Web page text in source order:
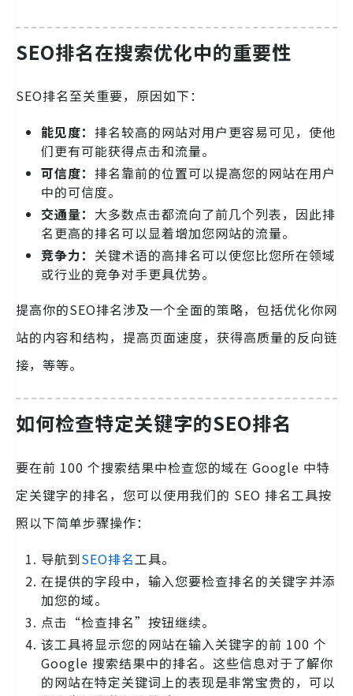
SEO排名在搜索优化中的重要性
SEO排名至关重要，原因如下：
能见度： 排名较高的网站对用户更容易可见，使他
们更有可能获得点击和流量。
可信度： 排名靠前的位置可以提高您的网站在用户
中的可信度。
交通量： 大多数点击都流向了前几个列表，因此排
名更高的排名可以显着增加您网站的流量。
竞争力： 关键术语的高排名可以使您比您所在领域
或行业的竞争对手更具优势。
提高你的SEO排名涉及一个全面的策略，包括优化你网
站的内容和结构，提高页面速度，获得高质量的反向链
接，等等。
如何检查特定关键字的SEO排名
要在前 100 个搜索结果中检查您的域在 Google 中特
定关键字的排名，您可以使用我们的 SEO 排名工具按
照以下简单步骤操作：
导航到SEO排名工具。
在提供的字段中，输入您要检查排名的关键字并添
加您的域。
点击“检查排名”按钮继续。
该工具将显示您的网站在输入关键字的前 100 个
Google 搜索结果中的排名。这些信息对于了解你
的网站在特定关键词上的表现是非常宝贵的，可以